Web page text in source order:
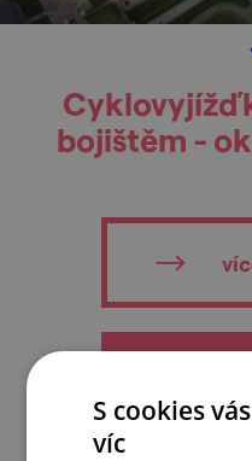
bojištěm -
S cookies
víc